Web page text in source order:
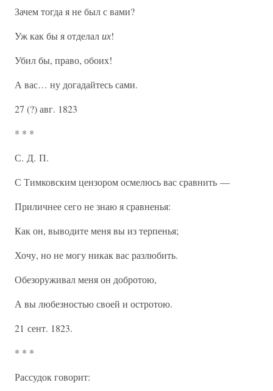
Зачем тогда я не был с вами?
Уж как бы я отделалих!
Убил бы, право, обоих!
А вас… ну догадайтесь сами.
27 (?) авг. 1823
* * *
С. Д. П.
С Тимковским цензором осмелюсь вас сравнить —
Приличнее сего не знаю я сравненья:
Как он, выводите меня вы из терпенья;
Хочу, но не могу никак вас разлюбить.
Обезоруживал меня он добротою,
А вы любезностью своей и остротою.
21 сент. 1823.
* * *
Рассудок говорит: